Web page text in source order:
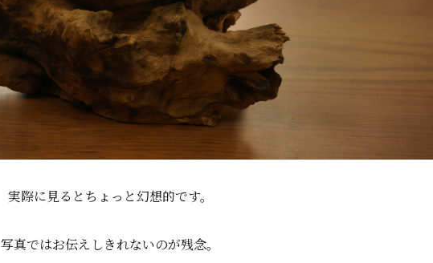
実際に見るとちょっと幻想的です。
写真ではお伝えしきれないのが残念。